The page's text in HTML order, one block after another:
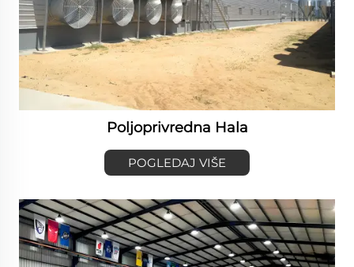
Poljoprivredna Hala
POGLEDAJ VIŠE